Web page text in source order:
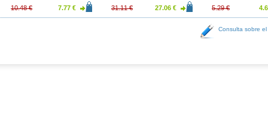
10.48 € 7.77 € 31.11 € 27.06 € 5.29 €
Consulta sobre